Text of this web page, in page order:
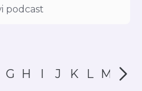
G H I J K L M N